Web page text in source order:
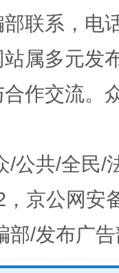
一纸欠
联系，电
属多元发
作交流。
/公共/全民/
京公网安
部/发布广